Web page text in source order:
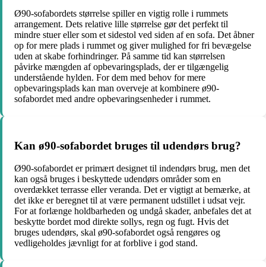
Ø90-sofabordets størrelse spiller en vigtig rolle i rummets
arrangement. Dets relative lille størrelse gør det perfekt til
mindre stuer eller som et sidestol ved siden af en sofa. Det åbner
op for mere plads i rummet og giver mulighed for fri bevægelse
uden at skabe forhindringer. På samme tid kan størrelsen
påvirke mængden af opbevaringsplads, der er tilgængelig
understående hylden. For dem med behov for mere
opbevaringsplads kan man overveje at kombinere ø90-
sofabordet med andre opbevaringsenheder i rummet.
Kan ø90-sofabordet bruges til udendørs brug?
Ø90-sofabordet er primært designet til indendørs brug, men det
kan også bruges i beskyttede udendørs områder som en
overdækket terrasse eller veranda. Det er vigtigt at bemærke, at
det ikke er beregnet til at være permanent udstillet i udsat vejr.
For at forlænge holdbarheden og undgå skader, anbefales det at
beskytte bordet mod direkte sollys, regn og fugt. Hvis det
bruges udendørs, skal ø90-sofabordet også rengøres og
vedligeholdes jævnligt for at forblive i god stand.